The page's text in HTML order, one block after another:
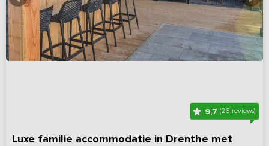
9,7 (26 reviews)
Luxe familie accommodatie in Drenthe met